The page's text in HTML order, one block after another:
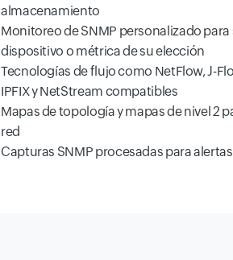
almacenamiento
Monitoreo de SNMP personalizado
dispositivo o métrica de su elección
Tecnologías de flujo como NetFlow, J-
IPFIX y NetStream compatibles
Mapas de topología y mapas de nivel 2
red
Capturas SNMP procesadas para